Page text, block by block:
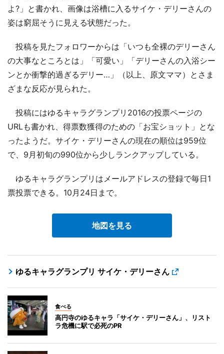
よ?」と書かれ、画像は浴槽に入るサイケ・デリーさんの
姿は窮屈そうに見える状態だった。
投稿を見たフォロワーからは「いつも全裸のデリーさん
の大事なところとは」「可愛い」「デリーさんの入浴シー
ンとか衝撃的過ぎるデリー…」（以上、原文ママ）とさま
ざまな反応が見られた。
投稿にはゆるキャラグランプリ2016の投票ページの
URLも書かれ、得票数獲得のための「お宝ショット」とな
ったようだ。サイケ・デリーさんの現在の順位は959位
で、9月初旬の990位から少しランクアップしている。
ゆるキャラグランプリはメールアドレスの登録で毎日1
票投票できる。10月24日まで。
地図を見る
ゆるキャラグランプリ サイケ・デリーさん
食べる
高円寺のゆるキャラ「サイケ・デリーさん」、リスト
ラ危機に駅で必死のPR